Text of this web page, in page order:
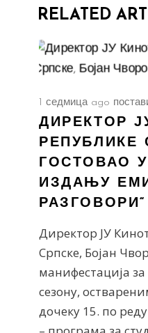
RELATED
1 седмица ago
ДИРЕКТОР
РЕПУБЛИКЕ
ГОСТОВАО
ИЗДАЊУ
РАЗГОВОРИ“
Директор ЈУ
Српске, Бојан
манифестација за
сезону,
дочеку 15. по